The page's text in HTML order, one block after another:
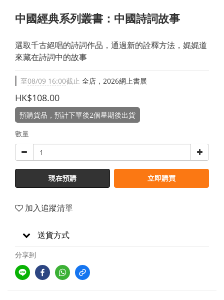
中國經典系列叢書：中國詩詞故事
選取千古絕唱的詩詞作品，通過新的詮釋方法，娓娓道
來藏在詩詞中的故事
至08/09 16:00截止 全店，2026網上書展
HK$108.00
預購貨品，預計下單後2個星期後出貨
數量
現在預購 立即購買
加入追蹤清單
送貨方式
分享到